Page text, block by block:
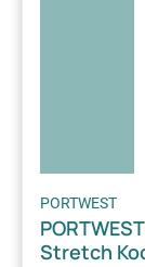
PORTWEST
Stretch